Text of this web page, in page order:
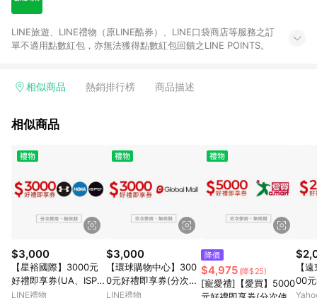
LINE旅遊、LINE禮物（原LINE酷券）、LINE口袋商店等服務之訂
單不適用點數紅包，亦無法獲得點數紅包回饋之LINE POINTS。
相似商品 熱銷排行榜 商品描述
相似商品
$3,000
【星裕國際】3000元
好禮即享券(UA、ISPO
⁺、HOKA) (分次使
LINE禮物
$3,000
【環球購物中心】300
0元好禮即享券(分次使
用．無效期)
LINE禮物
降價
$4,975 (降$25)
[寵愛禮]【愛買】5000
【
00